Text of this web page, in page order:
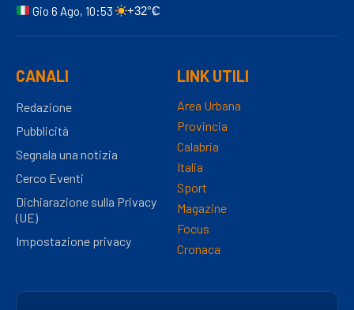
Gio 6 Ago, 10:53 +32°C
CANALI
Redazione
Pubblicità
Segnala una notizia
Cerco Eventi
Dichiarazione sulla Privacy
(UE)
Impostazione privacy
LINK UTILI
Area Urbana
Provincia
Calabria
Italia
Sport
Magazine
Focus
Cronaca